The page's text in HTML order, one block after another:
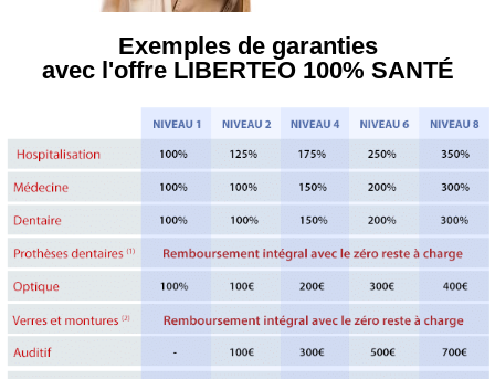
Exemples de garanties
avec l'offre LIBERTEO 100% SANTÉ